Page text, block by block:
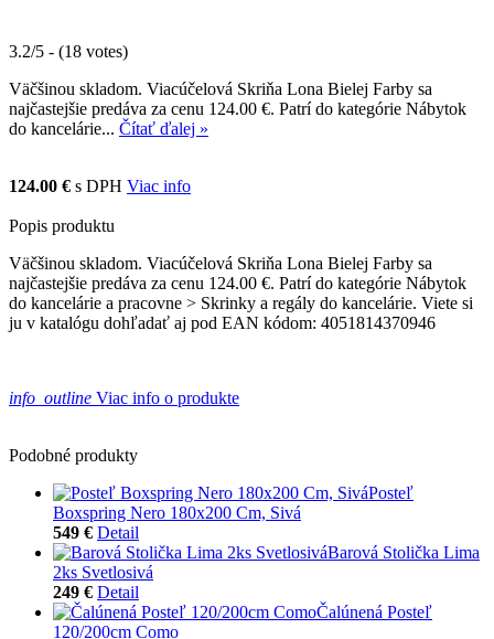
3.2/5 - (18 votes)
Väčšinou skladom. Viacúčelová Skriňa Lona Bielej Farby sa
najčastejšie predáva za cenu 124.00 €. Patrí do kategórie Nábytok
do kancelárie... Čítať ďalej »
124.00 € s DPH Viac info
Popis produktu
Väčšinou skladom. Viacúčelová Skriňa Lona Bielej Farby sa
najčastejšie predáva za cenu 124.00 €. Patrí do kategórie Nábytok
do kancelárie a pracovne > Skrinky a regály do kancelárie. Viete si
ju v katalógu dohľadať aj pod EAN kódom: 4051814370946
info_outline Viac info o produkte
Podobné produkty
Posteľ
Boxspring Nero 180x200 Cm, Sivá
549 € Detail
Barová Stolička Lima
2ks Svetlosivá
249 € Detail
Čalúnená Posteľ
120/200cm Como